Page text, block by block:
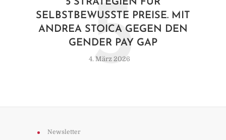
5 STRATEGIEN FÜR
SELBSTBEWUSSTE PREISE. MIT
ANDREA STOICA GEGEN DEN
GENDER PAY GAP
4. März 2026
5
Newsletter